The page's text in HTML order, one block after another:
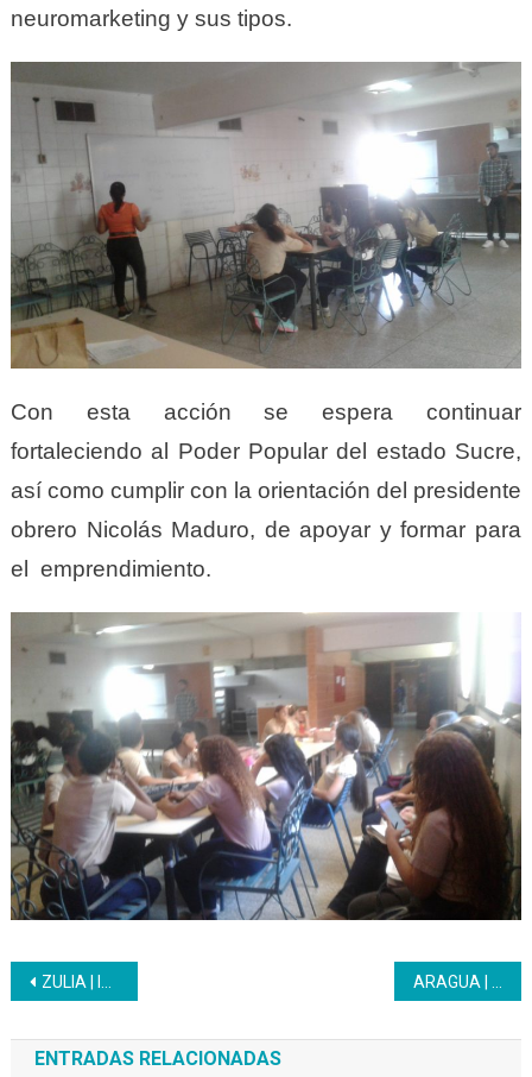
neuromarketing y sus tipos.
Con esta acción se espera continuar
fortaleciendo al Poder Popular del estado Sucre,
así como cumplir con la orientación del presidente
obrero Nicolás Maduro, de apoyar y formar para
el emprendimiento.
Navegación
de
ZULIA | Inicia el Plan de Formación para el Mundo del Trabajo Bachilleres 2023
ENTRADAS RELACIONADAS